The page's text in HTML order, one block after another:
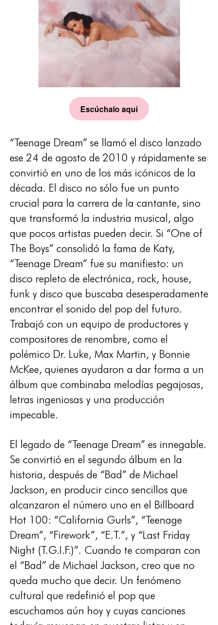
Escúchalo aquí
“Teenage Dream” se llamó el disco lanzado
ese 24 de agosto de 2010 y rápidamente se
convirtió en uno de los más icónicos de la
década. El disco no sólo fue un punto
crucial para la carrera de la cantante, sino
que transformó la industria musical, algo
que pocos artistas pueden decir. Si “One of
The Boys” consolidó la fama de Katy,
“Teenage Dream” fue su manifiesto: un
disco repleto de electrónica, rock, house,
funk y disco que buscaba desesperadamente
encontrar el sonido del pop del futuro.
Trabajó con un equipo de productores y
compositores de renombre, como el
polémico Dr. Luke, Max Martin, y Bonnie
McKee, quienes ayudaron a dar forma a un
álbum que combinaba melodías pegajosas,
letras ingeniosas y una producción
impecable.
El legado de “Teenage Dream” es innegable.
Se convirtió en el segundo álbum en la
historia, después de “Bad” de Michael
Jackson, en producir cinco sencillos que
alcanzaron el número uno en el Billboard
Hot 100: “California Gurls”, “Teenage
Dream”, “Firework”, “E.T.”, y “Last Friday
Night (T.G.I.F.)”. Cuando te comparan con
el “Bad” de Michael Jackson, creo que no
queda mucho que decir. Un fenómeno
cultural que redefinió el pop que
escuchamos aún hoy y cuyas canciones